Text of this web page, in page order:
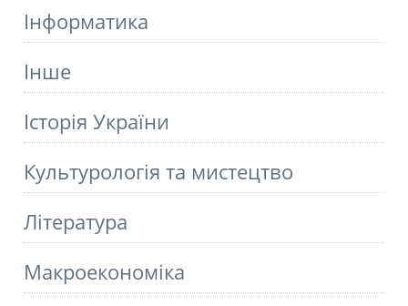
Інформатика
Інше
Історія України
Культурологія та мистецтво
Літературa
Макроекономіка